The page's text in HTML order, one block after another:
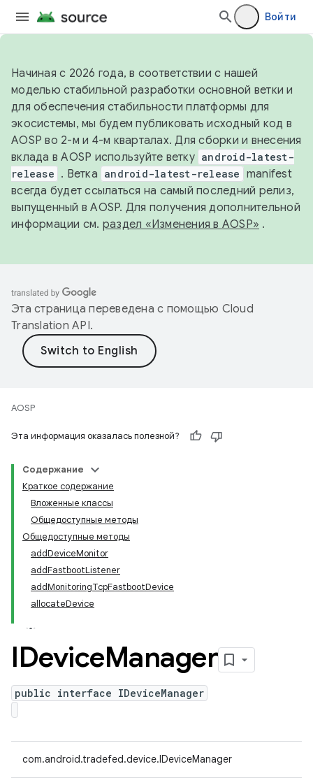
Войти
Начиная с 2026 года, в соответствии с нашей
моделью стабильной разработки основной ветки и
для обеспечения стабильности платформы для
экосистемы, мы будем публиковать исходный код в
AOSP во 2-м и 4-м кварталах. Для сборки и внесения
вклада в AOSP используйте ветку android-latest-
release . Ветка android-latest-release manifest
всегда будет ссылаться на самый последний релиз,
выпущенный в AOSP. Для получения дополнительной
информации см. раздел «Изменения в AOSP» .
Эта страница переведена с помощью Cloud
Translation API.
AOSP
Эта информация оказалась полезной?
Содержание
Краткое содержание
Вложенные классы
Общедоступные методы
Общедоступные методы
addDeviceMonitor
addFastbootListener
addMonitoringTcpFastbootDevice
allocateDevice
IDeviceManager
public interface IDeviceManager
com.android.tradefed.device.IDeviceManager